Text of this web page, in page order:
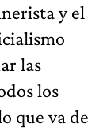
y el
las
los
que va de